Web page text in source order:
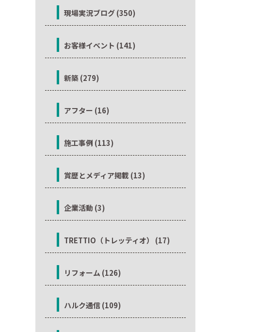
現場実況ブログ (350)
お客様イベント (141)
新築 (279)
アフター (16)
施工事例 (113)
賞歴とメディア掲載 (13)
企業活動 (3)
TRETTIO（トレッティオ） (17)
リフォーム (126)
ハルク通信 (109)